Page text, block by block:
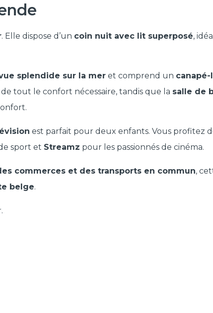
. Elle dispose d’un coin nuit avec lit superposé,
splendide sur la meret comprend un
de tout le confort nécessaire, tandis que la salle de
est parfait pour deux enfants. Vous profitez
sport et Streamz pour les passionnés de cinéma.
commerces et des transports en commun,
belge.